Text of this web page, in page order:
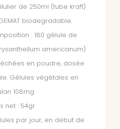
de 250ml (tube kraft)
biodegradable.
: 180 gélule de
americanum)
en poudre, dosée
Gélules végétales en
108mg
net : 54gr
par jour, en debut de